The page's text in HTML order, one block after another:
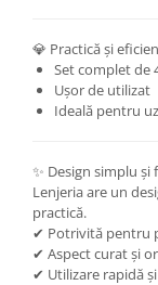
💎 Practică și
Set complet de
Ușor de utilizat
Ideală pentru
✨ Design simplu
Lenjeria are un
practică.
✔ Potrivită pentru
✔ Aspect curat și
✔ Utilizare rapidă